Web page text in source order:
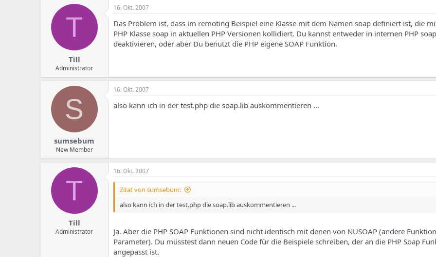
T
Till
Administrator
16. Okt. 2007
Das Problem ist, dass im remoting Beispiel eine Klasse mit dem Namen soap definiert ist, die
PHP Klasse soap in aktuellen PHP Versionen kollidiert. Du kannst entweder in internen PHP
deaktivieren, oder aber Du benutzt die PHP eigene SOAP Funktion.
S
sumsebum
New Member
16. Okt. 2007
also kann ich in der test.php die soap.lib auskommentieren ...
T
Till
Administrator
16. Okt. 2007
Zitat von sumsebum:
also kann ich in der test.php die soap.lib auskommentieren ...
Ja. Aber die PHP SOAP Funktionen sind nicht identisch mit denen von NUSOAP (andere
Parameter). Du müsstest dann neuen Code für die Beispiele schreiben, der an die PHP Soap
angepasst ist.